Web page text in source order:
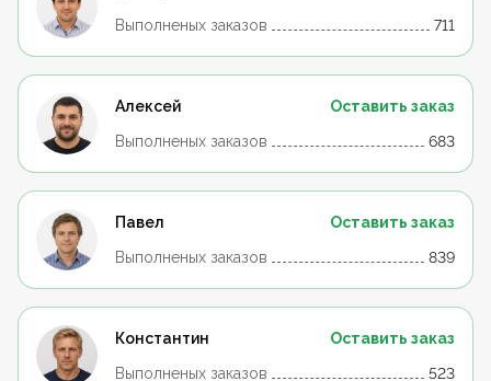
Выполненых заказов
711
Алексей
Оставить заказ
Выполненых заказов
683
Павел
Оставить заказ
Выполненых заказов
839
Константин
Оставить заказ
Выполненых заказов
523